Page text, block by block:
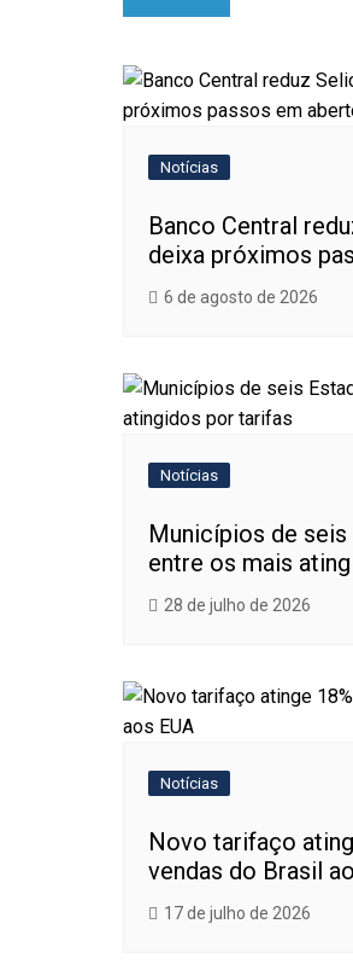
de
Post
Notícias
Banco Central
deixa próximos
6 de agosto de 2026
Notícias
Municípios de
entre os mais
28 de julho de 2026
Notícias
Novo tarifaço
vendas do Brasil
17 de julho de 2026